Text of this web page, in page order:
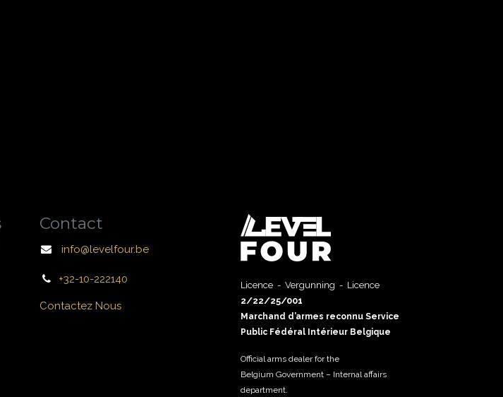
Contact
info@levelfour.be
+32-10-222140
Contactez Nous
Licence - Vergunning - Licence
2/22/25/001
Marchand d’armes reconnu Service
Public Fédéral Intérieur Belgique
Official arms dealer for the
Belgium Government – Internal affairs
department.